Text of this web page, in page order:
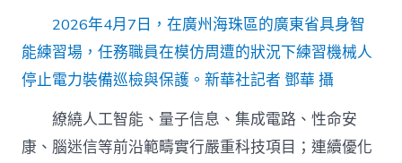
2026年4月7日，在廣州海珠區的廣東省具身智
能練習場，任務職員在模仿周遭的狀況下練習機械人
停止電力裝備巡檢與保護。新華社記者 鄧華 攝
繚繞人工智能、量子信息、集成電路、性命安
康、腦迷信等前沿範疇實行嚴重科技項目；連續優化